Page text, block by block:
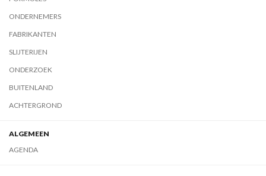
ONDERNEMERS
FABRIKANTEN
SLIJTERIJEN
ONDERZOEK
BUITENLAND
ACHTERGROND
ALGEMEEN
AGENDA